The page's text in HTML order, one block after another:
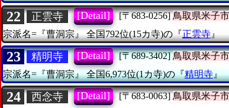
22 正雲寺 [Detail] [〒683-0256] 鳥取県米子市
宗派名=『曹洞宗』
全国792位(15カ寺)の『正雲寺 』
23 精明寺 [Detail] [〒689-3402] 鳥取県米子市
宗派名=『曹洞宗』 全国6,973位(1カ寺)の『精明寺
24 西念寺 [Detail] [〒683-0063] 鳥取県米子市